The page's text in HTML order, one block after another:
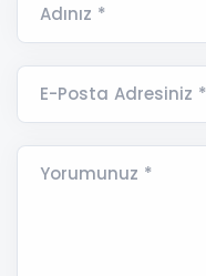
Adınız *
E-Posta Adresiniz *
Yorumunuz *